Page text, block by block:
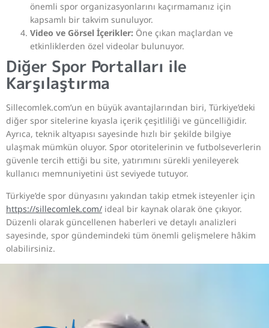
önemli spor organizasyonlarını kaçırmamanız için
kapsamlı bir takvim sunuluyor.
Video ve Görsel İçerikler: Öne çıkan maçlardan ve
etkinliklerden özel videolar bulunuyor.
Diğer Spor Portalları ile
Karşılaştırma
Sillecomlek.com’un en büyük avantajlarından biri, Türkiye’deki
diğer spor sitelerine kıyasla içerik çeşitliliği ve güncelliğidir.
Ayrıca, teknik altyapısı sayesinde hızlı bir şekilde bilgiye
ulaşmak mümkün oluyor. Spor otoritelerinin ve futbolseverlerin
güvenle tercih ettiği bu site, yatırımını sürekli yenileyerek
kullanıcı memnuniyetini üst seviyede tutuyor.
Türkiye’de spor dünyasını yakından takip etmek isteyenler için
https://sillecomlek.com/ ideal bir kaynak olarak öne çıkıyor.
Düzenli olarak güncellenen haberleri ve detaylı analizleri
sayesinde, spor gündemindeki tüm önemli gelişmelere hâkim
olabilirsiniz.